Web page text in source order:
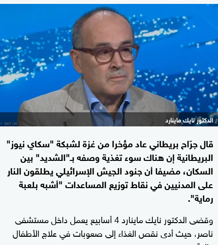
الدكتور نايك ماينارد
قال جرّاح بريطاني عاد مؤخرا من غزة لشبكة "سكاي نيوز"
البريطانية إن هناك سوء تغذية وصفه بـ"الشديد" بين
السكان، مضيفا أن جنود الجيش الإسرائيلي يطلقون النار
على المدنيين في نقاط توزيع المساعدات "أشبه بلعبة
رماية".
وقضى الدكتور نايك ماينارد 4 أسابيع يعمل داخل مستشفى
ناصر، حيث أدى نقص الغذاء إلى صعوبات في علاج الأطفال